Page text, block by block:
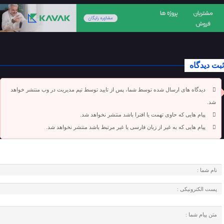
ثبت دیدگاه
دیدگاه های ارسال شده توسط شما، پس از تایید توسط تیم مدیریت در وب منتشر خواهد
شد.
پیام هایی که حاوی تهمت یا افترا باشد منتشر نخواهد شد.
پیام هایی که به غیر از زبان فارسی یا غیر مرتبط باشد منتشر نخواهد شد.